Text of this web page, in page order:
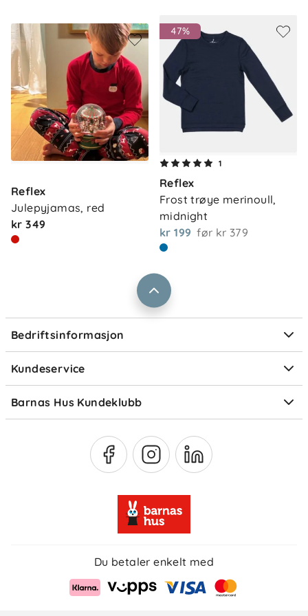
Reflex
Julepyjamas, red
kr 349
47%
1
Reflex
Frost trøye merinoull,
midnight
kr 199 før kr 379
Bedriftsinformasjon
Om oss
Våre butikker
Vårt samfunnsansvar
Størrelsesguider
Kundeservice
Frakt og levering
Retur og reklamasjon
Ofte stilte spørsmål
Om Klarna
Barnas Hus Kundeklubb
Medlemsvilkår
Du betaler enkelt med